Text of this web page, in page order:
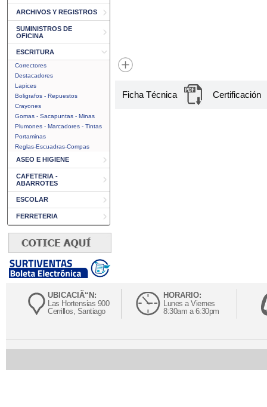
ARCHIVOS Y REGISTROS
SUMINISTROS DE
OFICINA
ESCRITURA
Correctores
Destacadores
Lapices
Boligrafos - Repuestos
Crayones
Gomas - Sacapuntas - Minas
Plumones - Marcadores - Tintas
Portaminas
Reglas-Escuadras-Compas
ASEO E HIGIENE
CAFETERIA -
ABARROTES
ESCOLAR
FERRETERIA
Ficha Técnica Certificación
UBICACIÃ“N:
Las Hortensias 900
Cerrillos, Santiago
HORARIO:
Lunes a Viernes
8:30am a 6:30pm